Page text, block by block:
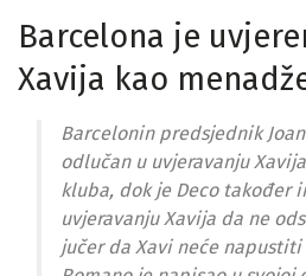
Barcelona je
Xavija kao
Barcelonin predsjednik
odlučan u uvjeravanju
kluba, dok je Deco također
uvjeravanju Xavija da ne
jučer da Xavi neće napustiti